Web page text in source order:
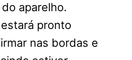
aparelho.
pronto
nas bordas e